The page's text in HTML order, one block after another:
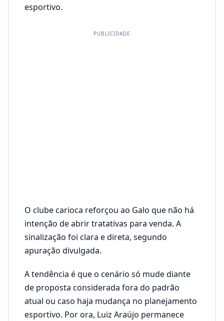
esportivo.
PUBLICIDADE
O clube carioca reforçou ao Galo que não há
intenção de abrir tratativas para venda. A
sinalização foi clara e direta, segundo
apuração divulgada.
A tendência é que o cenário só mude diante
de proposta considerada fora do padrão
atual ou caso haja mudança no planejamento
esportivo. Por ora, Luiz Araújo permanece